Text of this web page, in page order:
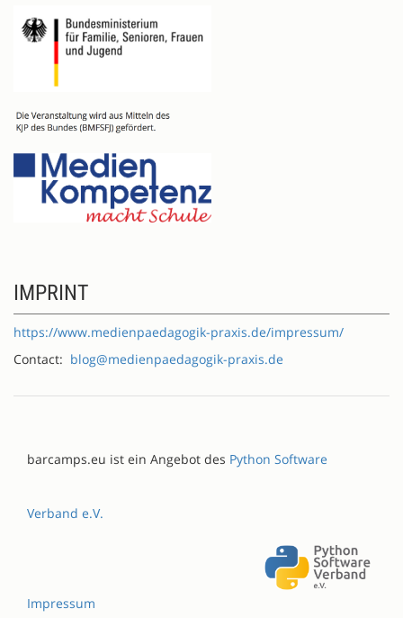
IMPRINT
https://www.medienpaedagogik-praxis.de/impressum/
Contact: blog@medienpaedagogik-praxis.de
barcamps.eu ist ein Angebot des Python Software
Verband e.V.
Impressum